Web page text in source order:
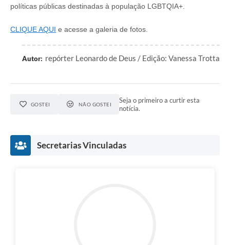
políticas públicas destinadas à população LGBTQIA+.
CLIQUE AQUI e acesse a galeria de fotos.
Autor: repórter Leonardo de Deus / Edição: Vanessa Trotta
GOSTEI NÃO GOSTEI
Seja o primeiro a curtir esta
notícia.
Secretarias Vinculadas